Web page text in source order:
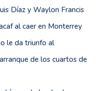
Díaz y Waylon Francis
al caer en Monterrey
le da triunfo al
de los cuartos de